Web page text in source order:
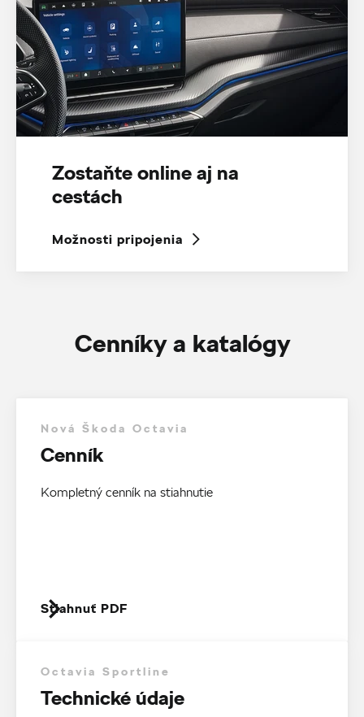
Zostaňte online aj na
cestách
Možnosti pripojenia
Cenníky a katalógy
Nová Škoda Octavia
Cenník
Kompletný cenník na stiahnutie
Stiahnuť PDF
Octavia Sportline
Technické údaje